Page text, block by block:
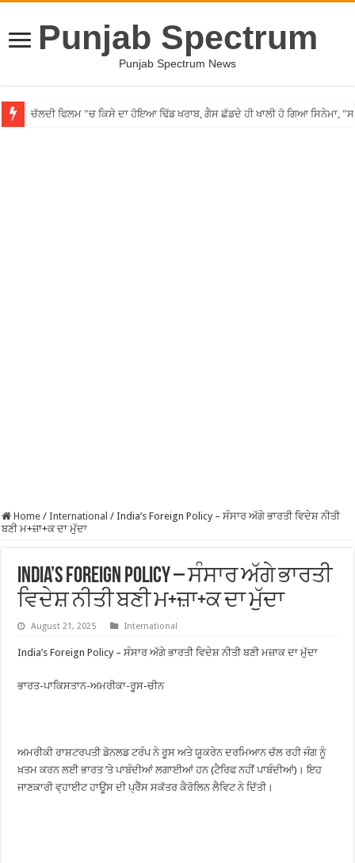
Punjab Spectrum
Punjab Spectrum News
ਚੱਲਦੀ ਫਿਲਮ ”ਚ ਕਿਸੇ ਦਾ ਹੋਇਆ ਢਿੱਡ ਖਰਾਬ, ਗੈਸ ਛੱਡਦੇ ਹੀ ਖਾਲੀ ਹੋ ਗਿਆ ਸਿਨੇਮਾ,
Home / International / India’s Foreign Policy – ਸੰਸਾਰ ਅੱਗੇ ਭਾਰਤੀ ਵਿਦੇਸ਼ ਨੀਤੀ
ਬਣੀ ਮ+ਜ਼ਾ+ਕ ਦਾ ਮੁੱਦਾ
India’s Foreign Policy – ਸੰਸਾਰ ਅੱਗੇ ਭਾਰਤੀ
ਵਿਦੇਸ਼ ਨੀਤੀ ਬਣੀ ਮ+ਜ਼ਾ+ਕ ਦਾ ਮੁੱਦਾ
August 21, 2025 International
India’s Foreign Policy – ਸੰਸਾਰ ਅੱਗੇ ਭਾਰਤੀ ਵਿਦੇਸ਼ ਨੀਤੀ ਬਣੀ ਮਜ਼ਾਕ ਦਾ ਮੁੱਦਾ
ਭਾਰਤ-ਪਾਕਿਸਤਾਨ-ਅਮਰੀਕਾ-ਰੂਸ-ਚੀਨ
ਅਮਰੀਕੀ ਰਾਸ਼ਟਰਪਤੀ ਡੋਨਲਡ ਟਰੰਪ ਨੇ ਰੂਸ ਅਤੇ ਯੂਕਰੇਨ ਦਰਮਿਆਨ ਚੱਲ ਰਹੀ ਜੰਗ ਨੂੰ
ਖ਼ਤਮ ਕਰਨ ਲਈ ਭਾਰਤ ’ਤੇ ਪਾਬੰਦੀਆਂ ਲਗਾਈਆਂ ਹਨ (ਟੈਰਿਫ ਨਹੀਂ ਪਾਬੰਦੀਆਂ)। ਇਹ
ਜਾਣਕਾਰੀ ਵ੍ਹਾਈਟ ਹਾਊਸ ਦੀ ਪ੍ਰੈੱਸ ਸਕੱਤਰ ਕੈਰੋਲਿਨ ਲੈਵਿਟ ਨੇ ਦਿੱਤੀ।